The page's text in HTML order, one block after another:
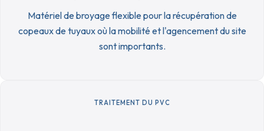
Matériel de broyage flexible pour la récupération de
copeaux de tuyaux où la mobilité et l'agencement du site
sont importants.
TRAITEMENT DU PVC